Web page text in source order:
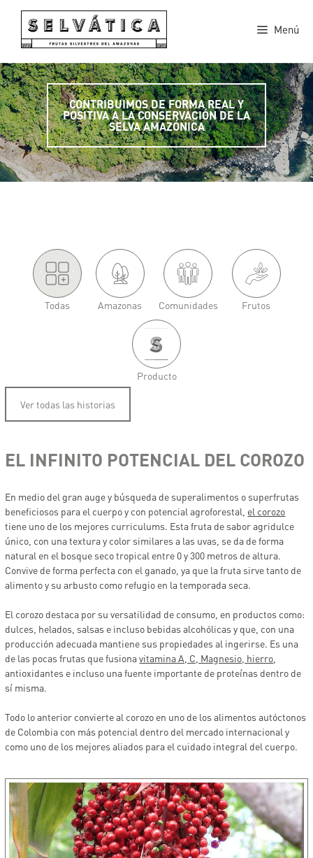
contenido
Menú
CONTRIBUIMOS DE FORMA REAL Y
POSITIVA A LA CONSERVACIÓN DE LA
SELVA AMAZÓNICA
.'
Todas Amazonas Comunidades Frutos
Producto
Ver todas las historias
EL INFINITO POTENCIAL DEL COROZO
En medio del gran auge y búsqueda de superalimentos o superfrutas
beneficiosos para el cuerpo y con potencial agroforestal, el corozo
tiene uno de los mejores curriculums. Esta fruta de sabor agridulce
único, con una textura y color similares a las uvas, se da de forma
natural en el bosque seco tropical entre 0 y 300 metros de altura.
Convive de forma perfecta con el ganado, ya que la fruta sirve tanto de
alimento y su arbusto como refugio en la temporada seca.
El corozo destaca por su versatilidad de consumo, en productos como:
dulces, helados, salsas e incluso bebidas alcohólicas y que, con una
producción adecuada mantiene sus propiedades al ingerirse. Es una
de las pocas frutas que fusionavitamina A, C, Magnesio, hierro
antioxidantes e incluso una fuente importante de proteínas dentro de
sí misma.
Todo lo anterior convierte al corozo en uno de los alimentos autóctonos
de Colombia con más potencial dentro del mercado internacional y
como uno de los mejores aliados para el cuidado integral del cuerpo.